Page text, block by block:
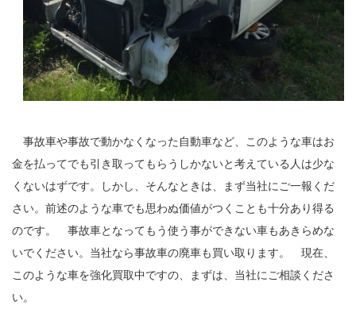
事故車や事故で動かなくなった自動車など、このような車はお
金を払ってでも引き取ってもらうしかないと考えている人は少な
くないはずです。しかし、そんなときは、まず当社にご一報くだ
さい。前述のような車でも思わぬ価値がつくことも十分あり得る
のです。 事故車となってもう使う事ができない車もあきらめな
いでください。当社なら事故車の廃車も買い取ります。 現在、
このような車を強化買取中ですの、まずは、当社にご相談くださ
い。